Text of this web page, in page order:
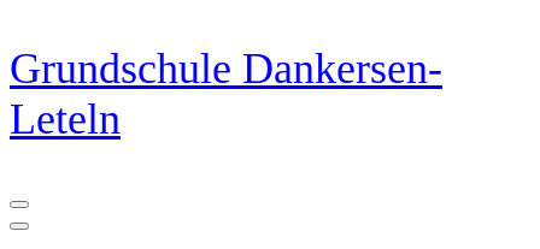
Zum
Inhalt
springen
(Eingabetaste
drücken)
Grundschule Dankersen-
Leteln